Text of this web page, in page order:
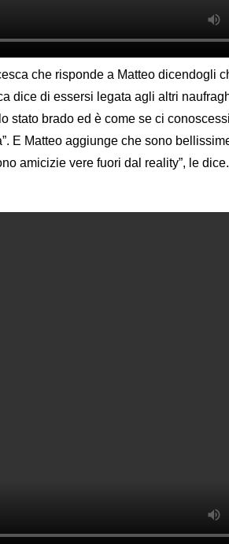
che risponde a Matteo dicendogli
dice di essersi legata agli altri
stato brado ed è come se ci
E Matteo aggiunge che sono
amicizie vere fuori dal reality”, le